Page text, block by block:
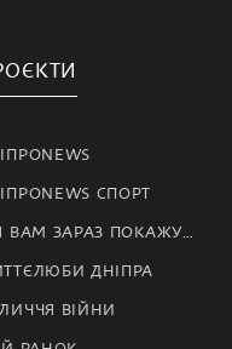
СПОРТ
ВАМ ЗАРАЗ ПОКАЖУ…
ДНІПРА
ВІЙНИ